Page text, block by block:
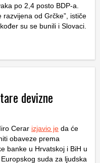
po 2,4 posto BDP-a.
razvijena od Grčke”, ističe
su se bunili i Slovaci.
devizne
Cerar izjavio je da će
obaveze prema
banke u Hrvatskoj i BiH u
suda za ljudska